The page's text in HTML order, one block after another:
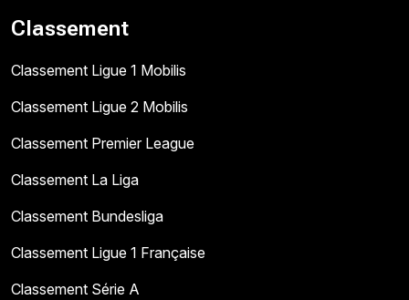
Classement
Classement Ligue 1 Mobilis
Classement Ligue 2 Mobilis
Classement Premier League
Classement La Liga
Classement Bundesliga
Classement Ligue 1 Française
Classement Série A